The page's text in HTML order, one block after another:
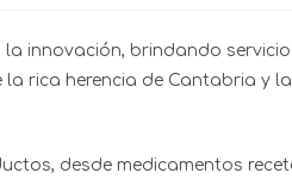
innovación, brindando
rica herencia de Cantabria y
desde medicamentos